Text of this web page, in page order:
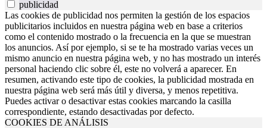
publicidad
Las cookies de publicidad nos permiten la gestión de los espacios
publicitarios incluidos en nuestra página web en base a criterios
como el contenido mostrado o la frecuencia en la que se muestran
los anuncios. Así por ejemplo, si se te ha mostrado varias veces un
mismo anuncio en nuestra página web, y no has mostrado un interés
personal haciendo clic sobre él, este no volverá a aparecer. En
resumen, activando este tipo de cookies, la publicidad mostrada en
nuestra página web será más útil y diversa, y menos repetitiva.
Puedes activar o desactivar estas cookies marcando la casilla
correspondiente, estando desactivadas por defecto.
COOKIES DE ANÁLISIS